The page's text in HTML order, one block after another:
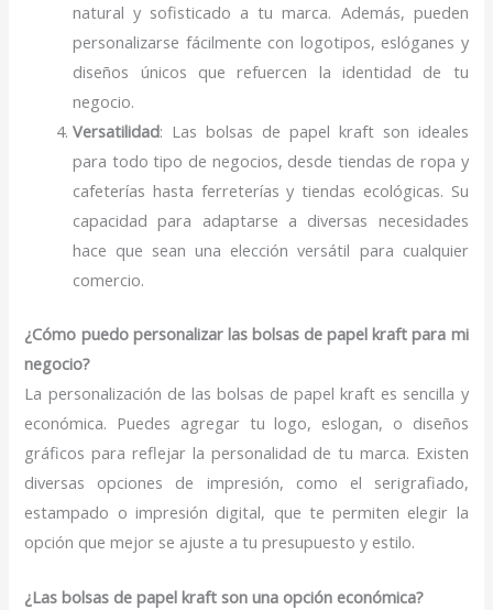
natural y sofisticado a tu marca. Además, pueden
personalizarse fácilmente con logotipos, eslóganes y
diseños únicos que refuercen la identidad de tu
negocio.
Versatilidad: Las bolsas de papel kraft son ideales
para todo tipo de negocios, desde tiendas de ropa y
cafeterías hasta ferreterías y tiendas ecológicas. Su
capacidad para adaptarse a diversas necesidades
hace que sean una elección versátil para cualquier
comercio.
¿Cómo puedo personalizar las bolsas de papel kraft para mi
negocio?
La personalización de las bolsas de papel kraft es sencilla y
económica. Puedes agregar tu logo, eslogan, o diseños
gráficos para reflejar la personalidad de tu marca. Existen
diversas opciones de impresión, como el serigrafiado,
estampado o impresión digital, que te permiten elegir la
opción que mejor se ajuste a tu presupuesto y estilo.
¿Las bolsas de papel kraft son una opción económica?